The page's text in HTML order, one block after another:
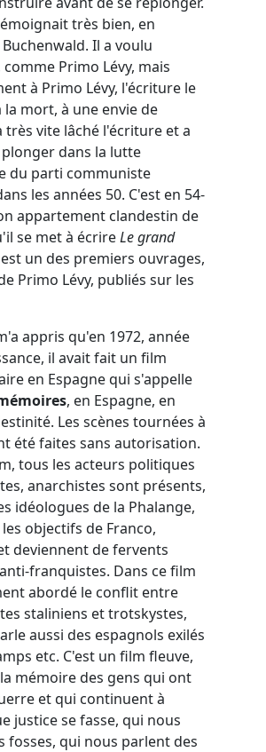
très bien, en
Il a voulu
Primo Lévy, mais
à Primo Lévy, l'écriture le
la mort, à une envie de
très vite lâché l'écriture et a
dans la lutte
du parti communiste
les années 50. C'est en 54-
appartement clandestin de
se met à écrireLe grand
un des premiers ouvrages,
Primo Lévy, publiés sur les
appris qu'en 1972, année
il avait fait un film
en Espagne qui s'appelle
, en Espagne, en
Les scènes tournées à
été faites sans autorisation.
tous les acteurs politiques
anarchistes sont présents,
idéologues de la Phalange,
objectifs de Franco,
deviennent de fervents
franquistes. Dans ce film
abordé le conflit entre
staliniens et trotskystes,
aussi des espagnols exilés
etc. C'est un film fleuve,
mémoire des gens qui ont
et qui continuent à
justice se fasse, qui nous
fosses, qui nous parlent des